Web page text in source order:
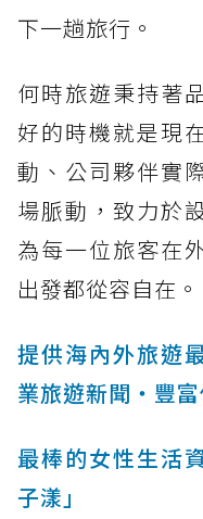
下一趟旅行。
何時旅遊秉持著
好的時機就是現
動、公司夥伴實
場脈動，致力於
為每一位旅客在
出發都從容自在。
提供海內外旅遊
業旅遊新聞‧豐
最棒的女性生活
子漾」